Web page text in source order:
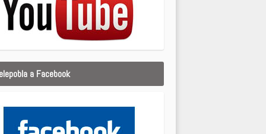
a Facebook